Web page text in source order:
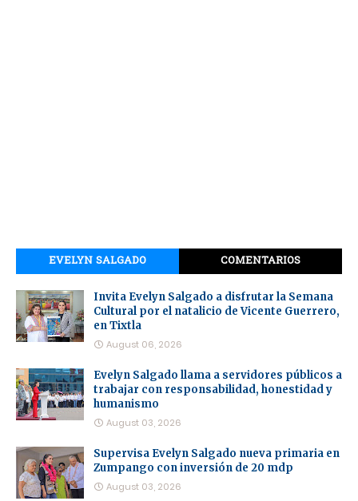
EVELYN SALGADO COMENTARIOS
Invita Evelyn Salgado a disfrutar la Semana
Cultural por el natalicio de Vicente Guerrero,
en Tixtla
August 06, 2026
Evelyn Salgado llama a servidores públicos a
trabajar con responsabilidad, honestidad y
humanismo
August 03, 2026
Supervisa Evelyn Salgado nueva primaria en
Zumpango con inversión de 20 mdp
August 03, 2026